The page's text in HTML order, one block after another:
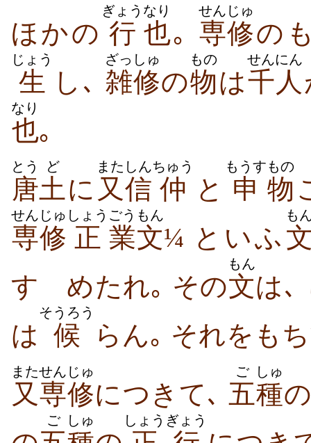
ほかの 行
ぎょう
也
なり
｡ 専修
せんじゅ
の
生
じょう
し､ 雑修
ざっしゅ
の物
もの
は千人
せんにん
也
なり
｡
唐
とう
土
ど
に 又
また
信
しん
仲
ちゅう
と 申
もうす
物
もの
専修
せんじゅ
正
しょう
業
ごう
文
もん
¼ といふ
も
すゝめたれ｡ その文
もん
は､
は 候
そうろう
らん｡ それをも
又
また
専修
せんじゅ
につきて､ 五
ご
種
しゅ
の
ご しゅ しょうぎょう